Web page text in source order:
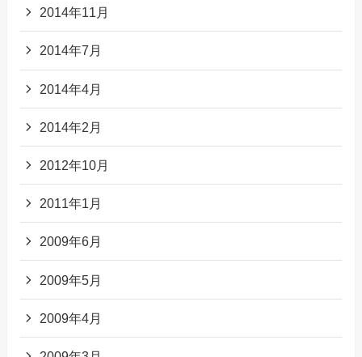
2014年11月
2014年7月
2014年4月
2014年2月
2012年10月
2011年1月
2009年6月
2009年5月
2009年4月